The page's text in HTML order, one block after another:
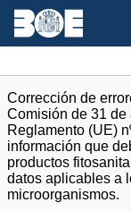
Corrección de
Comisión de 31 de
Reglamento (UE)
información que
productos
datos aplicables a
microorganismos.